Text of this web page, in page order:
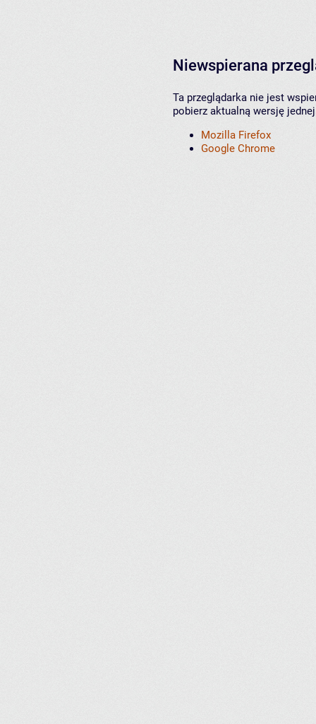
Niewspierana
Ta przeglądarka nie jest
pobierz aktualną wersję
Mozilla Firefox
Google Chrome